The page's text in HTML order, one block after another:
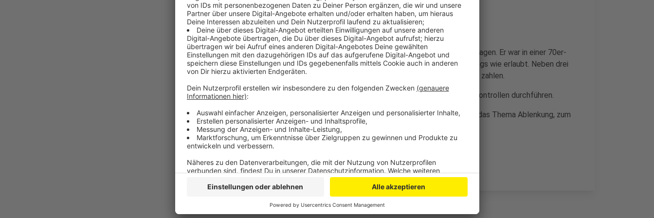
Anzeige
Unter anderem für einen 26-jährigen Motorradfahrer aus Hückeswagen. Er war in einer 70er-
Zone in Lindlar-Steinenbrück mehr als doppelt so schnell unterwegs wie erlaubt. Neben drei
Monaten Fahrverbot muss er jetzt auch ein Bußgeld von 600 Euro zahlen.
Die Polizei Oberberg will dieses Jahr noch viele weitere solcher Kontrollen durchführen.
In erster Linie stehen hierbei Motorradfahrer im Fokus, aber auch das Thema Ablenkung, zum
Beispiel durch Handy am Steuer.
Anzeige